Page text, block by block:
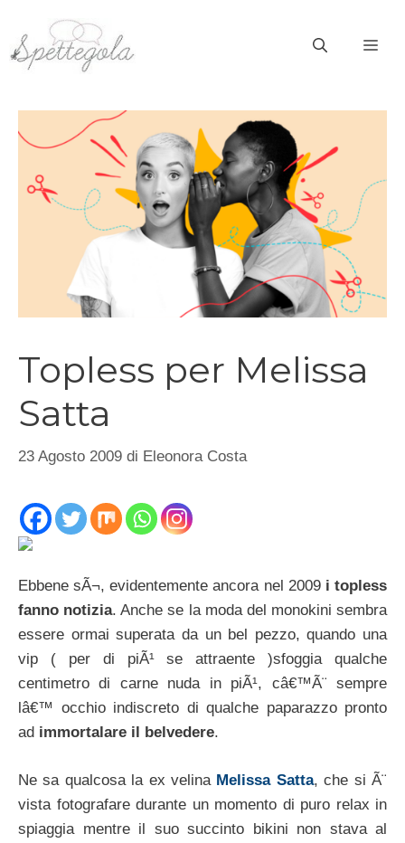
contenuto
Topless per Melissa
Satta
23 Agosto 2009 di Eleonora Costa
Ebbene sÃ¬, evidentemente ancora nel 2009 i topless
fanno notizia. Anche se la moda del monokini sembra
essere ormai superata da un bel pezzo, quando una
vip ( per di piÃ¹ se attraente )sfoggia qualche
centimetro di carne nuda in piÃ¹, câ€™Ã¨ sempre
lâ€™ occhio indiscreto di qualche paparazzo pronto
ad immortalare il belvedere.
Ne sa qualcosa la ex velina Melissa Satta, che si Ã¨
vista fotografare durante un momento di puro relax in
spiaggia mentre il suo succinto bikini non stava al